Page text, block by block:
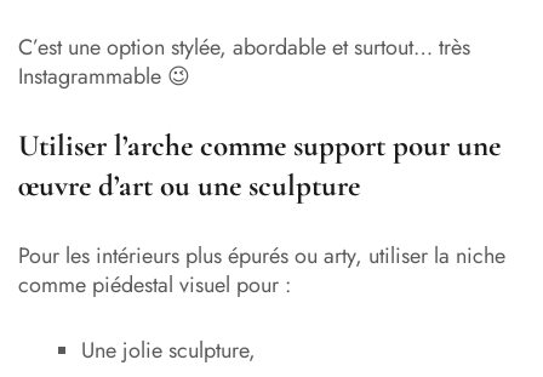
C’est une option stylée, abordable et surtout… très
Instagrammable 😉
Utiliser l’arche comme support pour une
œuvre d’art ou une sculpture
Pour les intérieurs plus épurés ou arty, utiliser la niche
comme piédestal visuel pour :
Une jolie sculpture,